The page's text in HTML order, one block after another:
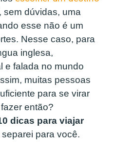
sem dúvidas, uma
esse não é um
Nesse caso, para
inglesa,
e falada no mundo
muitas pessoas
para se virar
então?
dicas para viajar
para você.